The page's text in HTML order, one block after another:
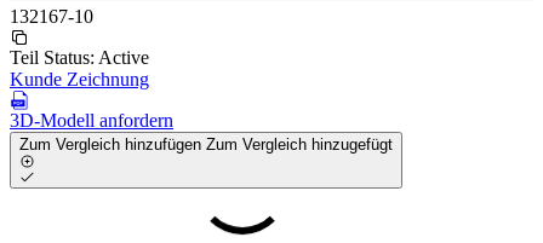
132167-10
Teil Status: Active
Kunde Zeichnung
3D-Modell anfordern
Zum Vergleich hinzufügen Zum Vergleich hinzugefügt